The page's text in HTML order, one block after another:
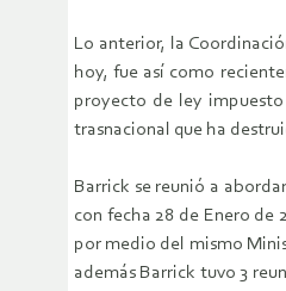
Lo anterior, la
hoy, fue así como
proyecto de ley
trasnacional que ha
Barrick se reunió a
con fecha 28 de Enero de
por medio del mismo
además Barrick tuvo 3